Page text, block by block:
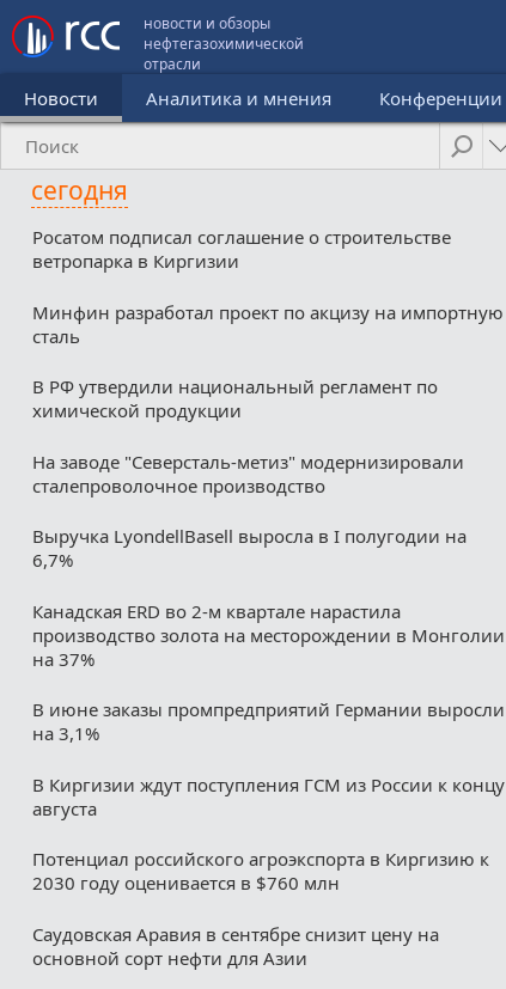
новости и обзоры
нефтегазохимической
отрасли
Новости Аналитика и мнения Конференции
сегодня
Росатом подписал соглашение о строительстве
ветропарка в Киргизии
Минфин разработал проект по акцизу на импортную
сталь
В РФ утвердили национальный регламент по
химической продукции
На заводе "Северсталь-метиз" модернизировали
сталепроволочное производство
Выручка LyondellBasell выросла в I полугодии на
6,7%
Канадская ERD во 2-м квартале нарастила
производство золота на месторождении в Монголии
на 37%
В июне заказы промпредприятий Германии выросли
на 3,1%
В Киргизии ждут поступления ГСМ из России к концу
августа
Потенциал российского агроэкспорта в Киргизию к
2030 году оценивается в $760 млн
Саудовская Аравия в сентябре снизит цену на
основной сорт нефти для Азии